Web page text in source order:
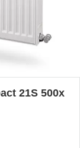
21S 500x